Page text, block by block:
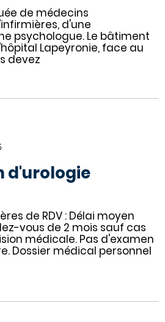
de médecins
d'une
psychologue. Le bâtiment
Lapeyronie, face au
devez
d'urologie
de RDV : Délai moyen
vous de 2 mois sauf cas
médicale. Pas d'examen
Dossier médical personnel